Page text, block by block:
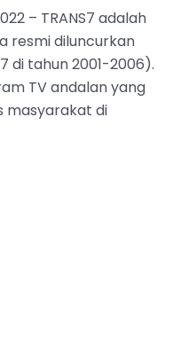
– TRANS7 adalah
resmi diluncurkan
di tahun 2001-2006).
TV andalan yang
masyarakat di